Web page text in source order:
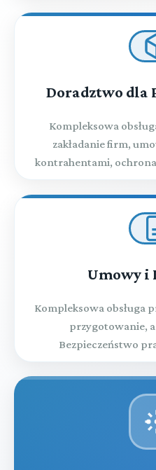
Doradztwo dla
Kompleksowa
zakładanie firm,
kontrahentami,
Umowy i
Kompleksowa obsługa
przygotowanie,
Bezpieczeństwo